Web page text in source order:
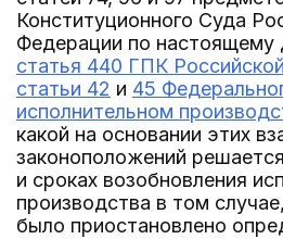
Конституционного Суда
Федерации по настоящему
статья 440 ГПК
статьи 42 и 45
исполнительном
какой на основании этих
законоположений
и сроках возобновления
производства в том
было приостановлено